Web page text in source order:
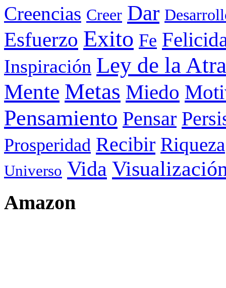
Creencias Creer Dar
Esfuerzo Exito Fe
Inspiración Ley de la
Mente Metas Miedo
Pensamiento Pensar
Prosperidad Recibir Riqueza
Universo Vida
Amazon